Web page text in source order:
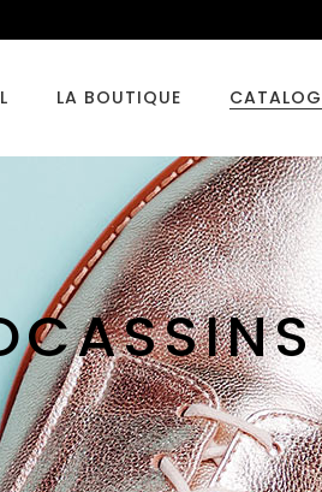
LA BOUTIQUE